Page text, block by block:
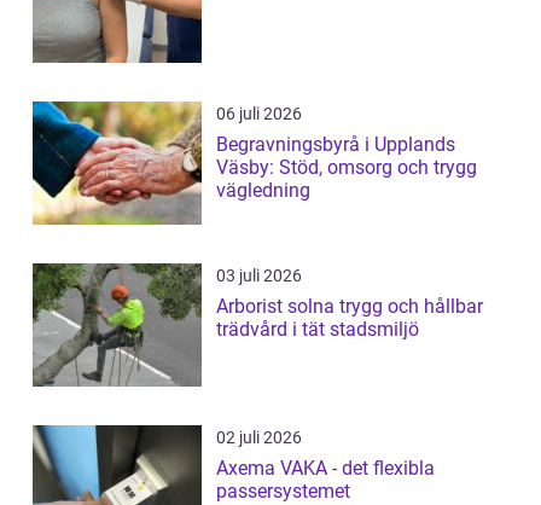
06 juli 2026
Begravningsbyrå i Upplands
Väsby: Stöd, omsorg och trygg
vägledning
03 juli 2026
Arborist solna trygg och hållbar
trädvård i tät stadsmiljö
02 juli 2026
Axema VAKA - det flexibla
passersystemet